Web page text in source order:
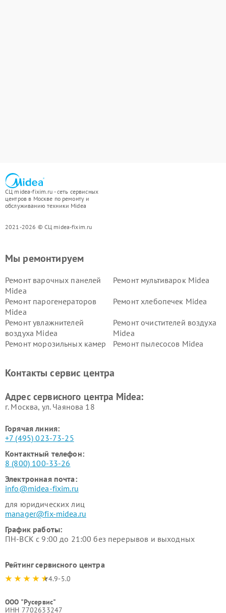
СЦ midea-fixim.ru - сеть сервисных
центров в Москве по ремонту и
обслуживанию техники Midea
2021-2026 © СЦ midea-fixim.ru
Мы ремонтируем
Ремонт варочных панелей
Midea
Ремонт мультиварок Midea
Ремонт парогенераторов
Midea
Ремонт хлебопечек Midea
Ремонт увлажнителей
воздуха Midea
Ремонт очистителей воздуха
Midea
Ремонт морозильных камер
Ремонт пылесосов Midea
пылесосов Midea
Midea
Контакты сервис центра
Адрес сервисного центра Midea:
г. Москва, ул. Чаянова 18
Горячая линия:
+7 (495) 023-73-25
Контактный телефон:
8 (800) 100-33-26
Электронная почта:
info@midea-fixim.ru
для юридических лиц
manager@fix-midea.ru
График работы:
ПН-ВСК с 9:00 до 21:00 без перерывов и выходных
Рейтинг сервисного центра
4.9-5.0
ООО "Русервис"
ИНН 7702633247